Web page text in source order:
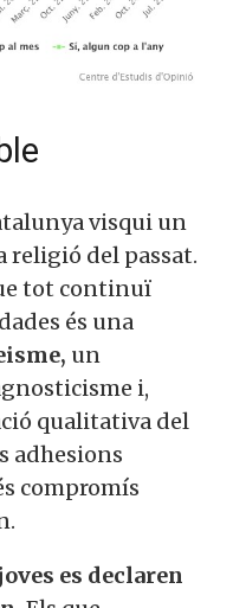
visqui un
religió del passat.
tot continuï
és una
un
i,
qualitativa del
adhesions
compromís
es declaren